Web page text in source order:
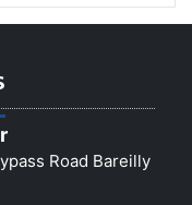
Road Bareilly